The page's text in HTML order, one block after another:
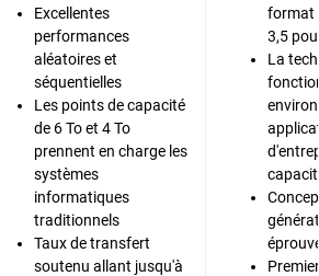
Excellentes
performances
aléatoires et
séquentielles
Les points de capacité
de 6 To et 4 To
prennent en charge les
systèmes
informatiques
traditionnels
Taux de transfert
soutenu allant jusqu'à
format
3,5
La